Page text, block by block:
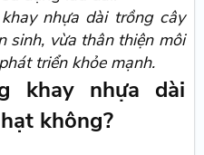
nhựa dài trồng cây
sinh, vừa thân thiện môi
triển khỏe mạnh.
khay nhựa dài
không?